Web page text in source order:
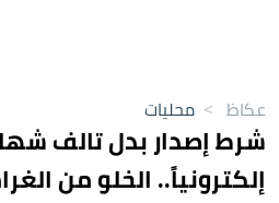
عكاظ > محليات
شرط إصدار بدل تالف
إلكترونياً.. الخلو من